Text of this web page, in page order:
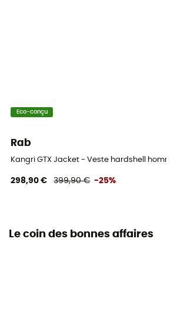
Eco-conçu
Rab
Kangri GTX Jacket - Veste hardshell homme
298,90 € 399,90 € -25%
Le coin des bonnes affaires